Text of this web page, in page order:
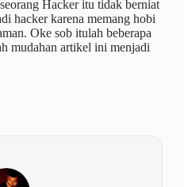
Hacker itu tidak berniat
hacker karena memang hobi
Oke sob itulah beberapa
mudahan artikel ini menjadi